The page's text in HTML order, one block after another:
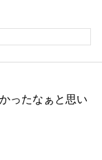
ったなぁと思い